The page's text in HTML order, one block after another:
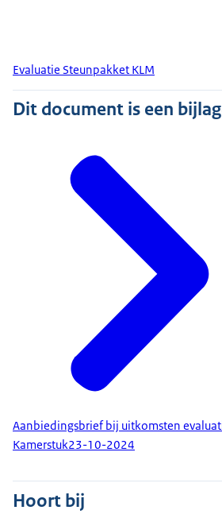
Evaluatie Steunpakket KLM
Dit document is een
Aanbiedingsbrief bij uitkomsten
Kamerstuk23-10-2024
Hoort bij